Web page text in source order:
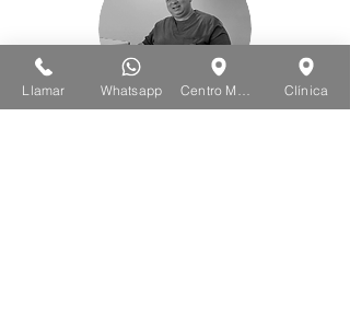
Llamar Whatsapp Clínica